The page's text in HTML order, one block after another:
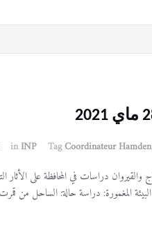
inINP TagCoordinateur
البيئة المغمورة: دراسة حالة: الساحل